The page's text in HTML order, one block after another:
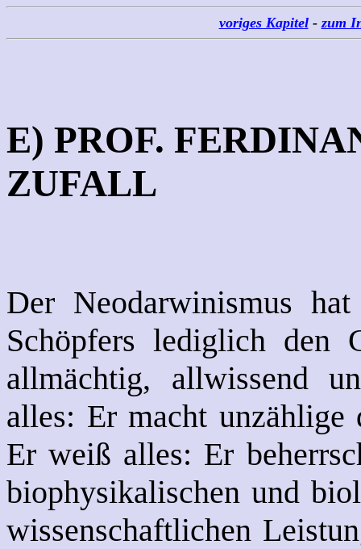
voriges Kapitel-zum
E) PROF.
ZUFALL
Der Neodarwinismus
Schöpfers lediglich den
allmächtig, allwissend
alles: Er macht unzählige
Er weiß alles: Er
biophysikalischen und
wissenschaftlichen